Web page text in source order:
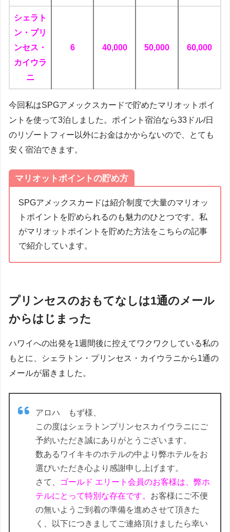
シェラト
ン・プリ
ンセス・
カイウラ
ニ
6 40,000 50,000 60,000
今回私はSPGアメックスカードで貯めたマリオットポイ
ントを使って3泊しました。ポイント宿泊なら33ドル/日
のリゾートフィー以外にお金はかからないので、とても
安く宿泊できます。
マリオットポイントの貯め方
SPGアメックスカードは紹介制度で大量のマリオッ
トポイントを貯められるのも魅力のひとつです。私
がマリオットポイントを貯めた方法をこちらの記事
で紹介しています。
プリンセスのおもてなしは1通のメール
からはじまった
ハワイへの出発を1週間後に控えてワクワクしている私の
もとに、シェラトン・プリンセス・カイウラニから1通の
メールが届きました。
アロハ もず様、
この度はシェラトンプリンセスカイウラニにご
予約いただき誠にありがとうございます。
数あるワイキキのホテルの中より弊ホテルをお
選びいただき心より感謝申し上げます。
さて、
ゴールド エリート会員のお客様は、弊ホ
テルにとって特別な存在です。 お客様にご不便
の無いようご到着の準備を進めさせて頂きた
く、以下につきましてご連絡頂けましたら幸い